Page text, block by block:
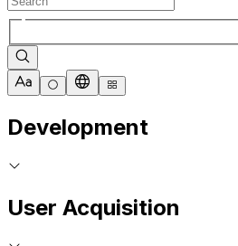
Development
User Acquisition